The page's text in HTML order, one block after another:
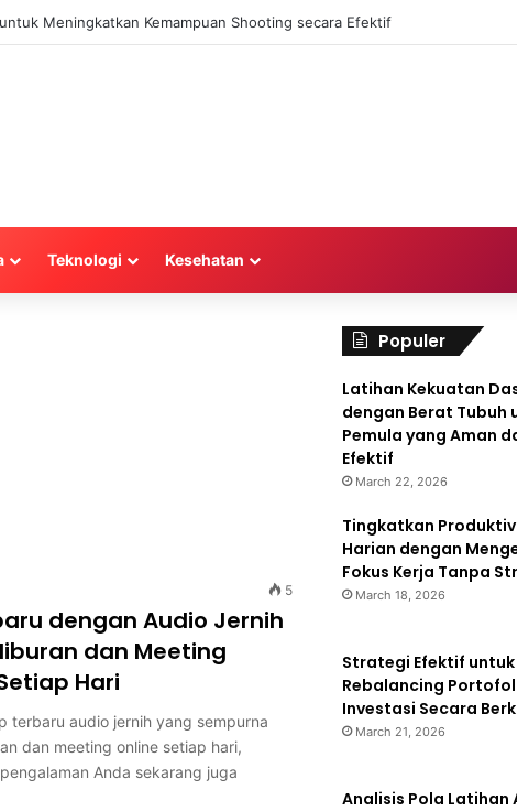
Meningkatkan Kemampuan Shooting secara Efektif
Teknologi Kesehatan
5
dengan Audio Jernih
dan Meeting
Hari
terbaru audio jernih yang sempurna
dan meeting online setiap hari,
Anda sekarang juga
Populer
Latihan Kekuatan
dengan Berat Tubuh
Pemula yang Aman
Efektif
March 22, 2026
Tingkatkan
Harian dengan
Fokus Kerja Tanpa
March 18, 2026
Strategi Efektif untuk
Rebalancing
Investasi Secara
March 21, 2026
Analisis Pola